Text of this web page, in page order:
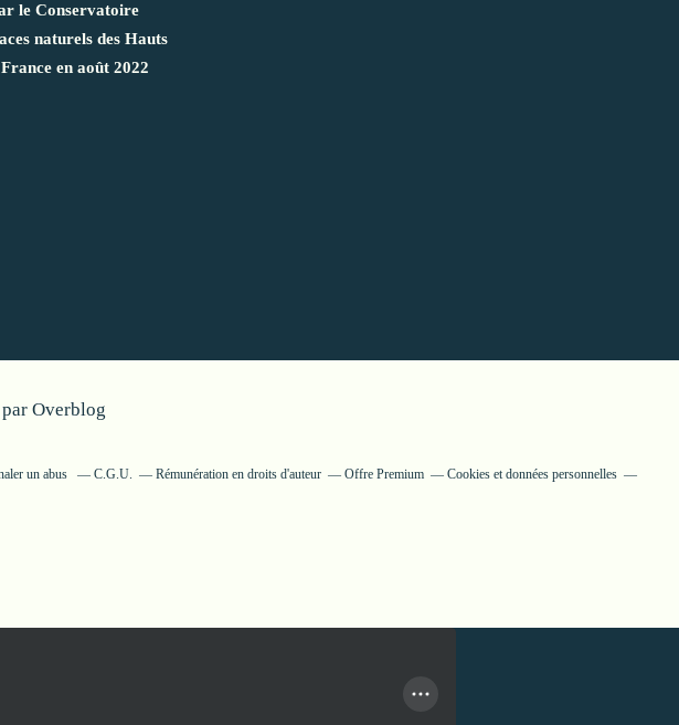
le Conservatoire
naturels des Hauts
en août 2022
Overblog
un abus C.G.U. Rémunération en droits d'auteur Offre Premium
Cookies et données personnelles